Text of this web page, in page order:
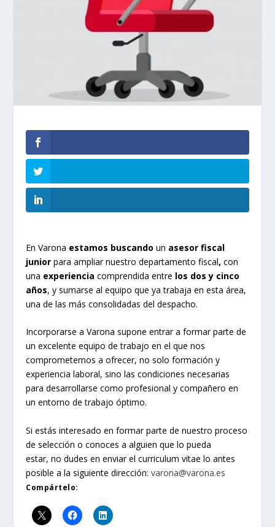
En Varona estamos buscando un asesor fiscal
juniorpara ampliar nuestro departamento fiscal, con
una experiencia comprendida entre los dos y cinco
años, y sumarse al equipo que ya trabaja en esta área,
una de las más consolidadas del despacho.
Incorporarse a Varona supone entrar a formar parte de
un excelente equipo de trabajo en el que nos
comprometemos a ofrecer, no solo formación y
experiencia laboral, sino las condiciones necesarias
para desarrollarse como profesional y compañero en
un entorno de trabajo óptimo.
Si estás interesado en formar parte de nuestro proceso
de selección o conoces a alguien que lo pueda
estar, no dudes en enviar el curriculum vitae lo antes
posible a la siguiente dirección:varona@varona.es
Compártelo: